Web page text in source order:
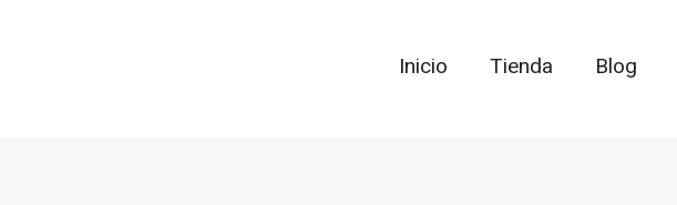
Inicio Tienda Blog